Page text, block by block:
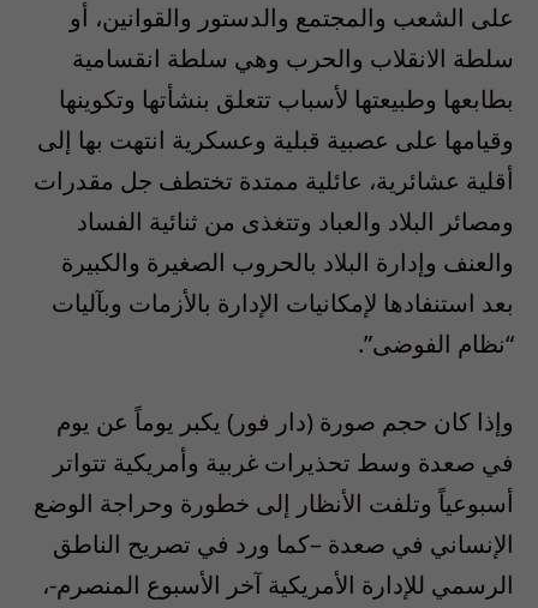
على الشعب والمجتمع والدستور والقوانين، أو
سلطة الانقلاب والحرب وهي سلطة انقسامية
بطابعها وطبيعتها لأسباب تتعلق بنشأتها وتكوينها
وقيامها على عصبية قبلية وعسكرية انتهت بها إلى
أقلية عشائرية، عائلية ممتدة تختطف جل مقدرات
ومصائر البلاد والعباد وتتغذى من ثنائية الفساد
والعنف وإدارة البلاد بالحروب الصغيرة والكبيرة
بعد استنفادها لإمكانيات الإدارة بالأزمات وبآليات
“نظام الفوضى”.
وإذا كان حجم صورة (دار فور) يكبر يوماً عن يوم
في صعدة وسط تحذيرات غربية وأمريكية تتواتر
أسبوعياً وتلفت الأنظار إلى خطورة وحراجة الوضع
الإنساني في صعدة –كما ورد في تصريح الناطق
الرسمي للإدارة الأمريكية آخر الأسبوع المنصرم-،